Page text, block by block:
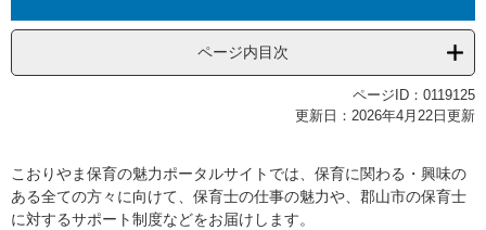
ページ内目次
ページID：0119125
更新日：2026年4月22日更新
こおりやま保育の魅力ポータルサイトでは、保育に関わる・興味の
ある全ての方々に向けて、保育士の仕事の魅力や、郡山市の保育士
に対するサポート制度などをお届けします。